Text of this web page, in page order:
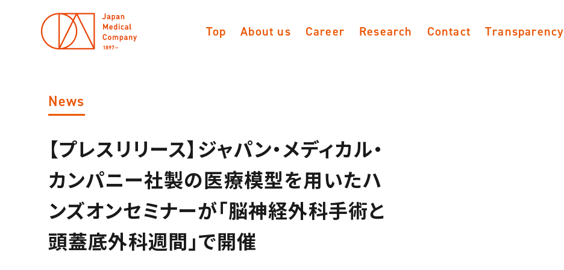
Top About us Career Research Contact Transparency
News
【プレスリリース】ジャパン・メディカル・
カンパニー社製の医療模型を用いたハ
ンズオンセミナーが「脳神経外科手術と
頭蓋底外科週間」で開催